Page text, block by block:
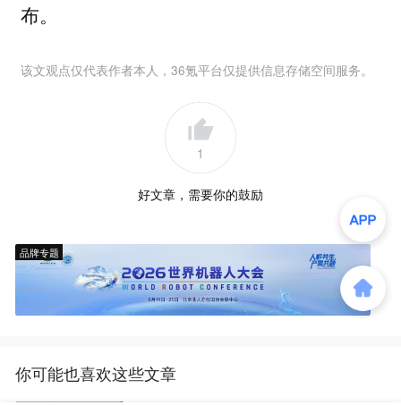
布。
该文观点仅代表作者本人，36氪平台仅提供信息存储空间服务。
1
好文章，需要你的鼓励
品牌专题
你可能也喜欢这些文章